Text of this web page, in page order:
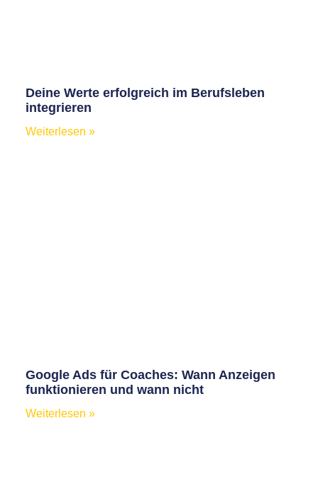
Deine Werte erfolgreich im Berufsleben
integrieren
Weiterlesen »
Google Ads für Coaches: Wann Anzeigen
funktionieren und wann nicht
Weiterlesen »